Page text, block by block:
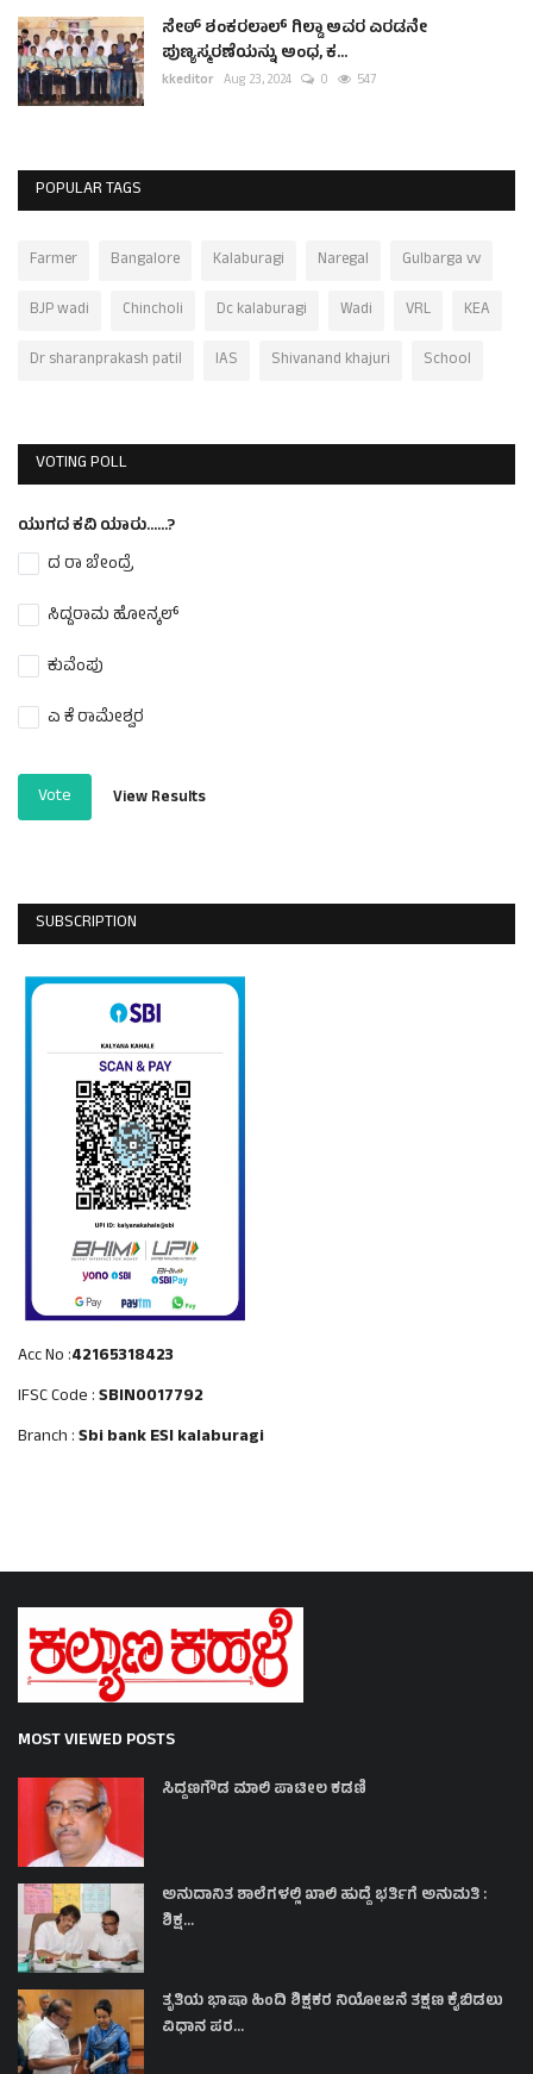
ಸೇಠ್ ಶಂಕರಲಾಲ್ ಗಿಲ್ಡಾ ಅವರ ಎರಡನೇ
ಪುಣ್ಯಸ್ಮರಣೆಯನ್ನು ಅಂಧ, ಕ...
kkeditor Aug 23, 2024 0 547
POPULAR TAGS
Farmer Bangalore Kalaburagi Naregal
Gulbarga vv
BJP wadi
Chincholi Dc kalaburagi Wadi VRL
KEA
Dr sharanprakash patil
IAS Shivanand khajuri School
VOTING POLL
ಯುಗದ ಕವಿ ಯಾರು......?
ದ ರಾ ಬೇಂದ್ರೆ
ಸಿದ್ದರಾಮ ಹೋನ್ಕಲ್
ಕುವೆಂಪು
ಎ ಕೆ ರಾಮೇಶ್ವರ
Vote View Results
SUBSCRIPTION
Acc No :42165318423
IFSC Code :SBIN0017792
Branch :Sbi bank ESI kalaburagi
MOST VIEWED POSTS
ಸಿದ್ದಣಗೌಡ ಮಾಲಿ ಪಾಟೀಲ ಕಡಣಿ
ಅನುದಾನಿತ ಶಾಲೆಗಳಲ್ಲಿ ಖಾಲಿ ಹುದ್ದೆ ಭರ್ತಿಗೆ ಅನುಮತಿ :
ಶಿಕ್ಷ...
ತೃತಿಯ ಭಾಷಾ ಹಿಂದಿ ಶಿಕ್ಷಕರ ನಿಯೋಜನೆ ತಕ್ಷಣ ಕೈಬಿಡಲು
ವಿಧಾನ ಪರ...